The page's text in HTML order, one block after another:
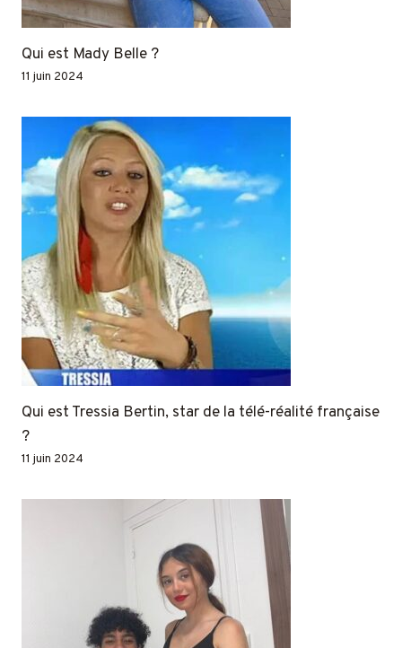
Qui est Mady Belle ?
11 juin 2024
Qui est Tressia Bertin, star de la télé-réalité française
?
11 juin 2024